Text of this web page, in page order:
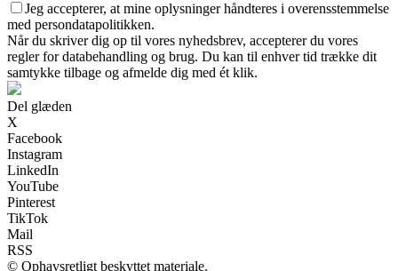
Jeg accepterer, at mine oplysninger håndteres i overensstemmelse
med persondatapolitikken.
Når du skriver dig op til vores nyhedsbrev, accepterer du vores
regler for databehandling og brug. Du kan til enhver tid trække dit
samtykke tilbage og afmelde dig med ét klik.
Del glæden
X
Facebook
Instagram
LinkedIn
YouTube
Pinterest
TikTok
Mail
RSS
© Ophavsretligt beskyttet materiale.